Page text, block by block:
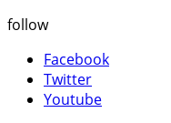
follow
Facebook
Twitter
Youtube